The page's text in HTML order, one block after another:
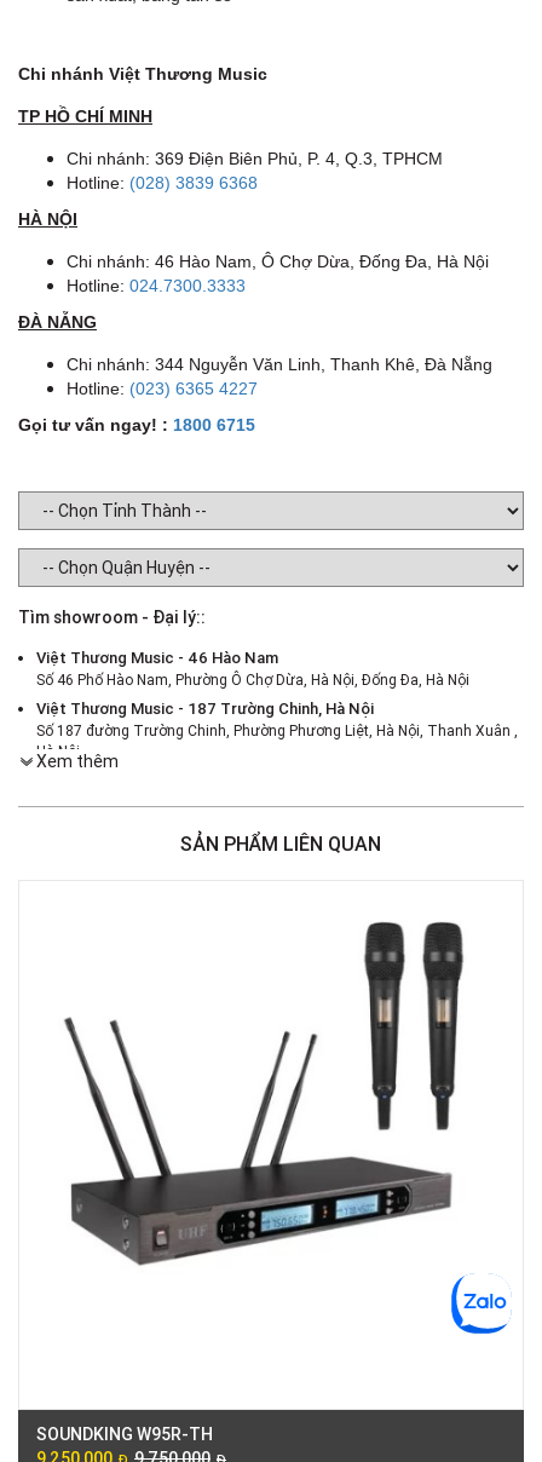
Chi nhánh Việt Thương Music
TP HỒ CHÍ MINH
Chi nhánh: 369 Điện Biên Phủ, P. 4, Q.3, TPHCM
Hotline: (028) 3839 6368
HÀ NỘI
Chi nhánh: 46 Hào Nam, Ô Chợ Dừa, Đống Đa, Hà Nội
Hotline: 024.7300.3333
ĐÀ NẴNG
Chi nhánh: 344 Nguyễn Văn Linh, Thanh Khê, Đà Nẵng
Hotline: (023) 6365 4227
Gọi tư vấn ngay! : 1800 6715
Tìm showroom - Đại lý::
Việt Thương Music - 46 Hào Nam
Số 46 Phố Hào Nam, Phường Ô Chợ Dừa, Hà Nội, Đống Đa, Hà Nội
Việt Thương Music - 187 Trường Chinh, Hà Nội
Số 187 đường Trường Chinh, Phường Phương Liệt, Hà Nội, Thanh Xuân ,
Hà Nội
386 Cách Mạng Tháng Tám, Phường Nhiêu Lộc, TPHCM, Quận 3, Hồ Chí
Việt Thương Music - 369 Điện Biên Phủ
180B Võ Thị Sáu, Phường Xuân Hòa, TPHCM, Quận 3, Hồ Chí Minh
6F-01 Tầng 6 Trung Tâm Thương Mại Crescent Mall, 101 Tôn Dật Tiên,
Việt Thương Music - 49E Phan Đăng Lưu
49E Phan Đăng Lưu, Phường Bình Thạnh, TPHCM, Quận Bình Thạnh, Hồ
Chí Minh
Việt Thương Music - Phường Gò Vấp
11 Đường số 3, Khu dân cư Cityland Park Hill, Phường Gò Vấp, TPHCM,
Quận Gò Vấp, Hồ Chí Minh
Việt Thương Music - 442 Lũy Bán Bích
442 Lũy Bán Bích, Phường Tân Phú, TPHCM, Quận Tân Phú, Hồ Chí Minh
Việt Thương Music - 12 Quốc Hương
Tầng G, Tòa nhà Thảo Điền Pearl, 12 Quốc Hương, Phường An Khánh,
TPHCM, Quận 2, Hồ Chí Minh
357 Cộng Hòa, Phường Tân Bình, TPHCM, Quận Tân Bình, Hồ Chí Minh
344 Nguyễn Văn Linh, Phường Thanh Khê, Đà Nẵng, Thanh Khê, Đà Nẵng
Việt Thương Music - 102Q An Dương Vương
Xem thêm
SẢN PHẨM LIÊN QUAN
SOUNDKING W95R-TH